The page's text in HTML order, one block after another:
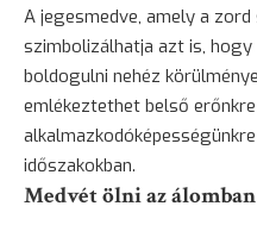
A jegesmedve, amely a
szimbolizálhatja azt is,
boldogulni nehéz
emlékeztethet belső
időszakokban.
Medvét ölni az álomban